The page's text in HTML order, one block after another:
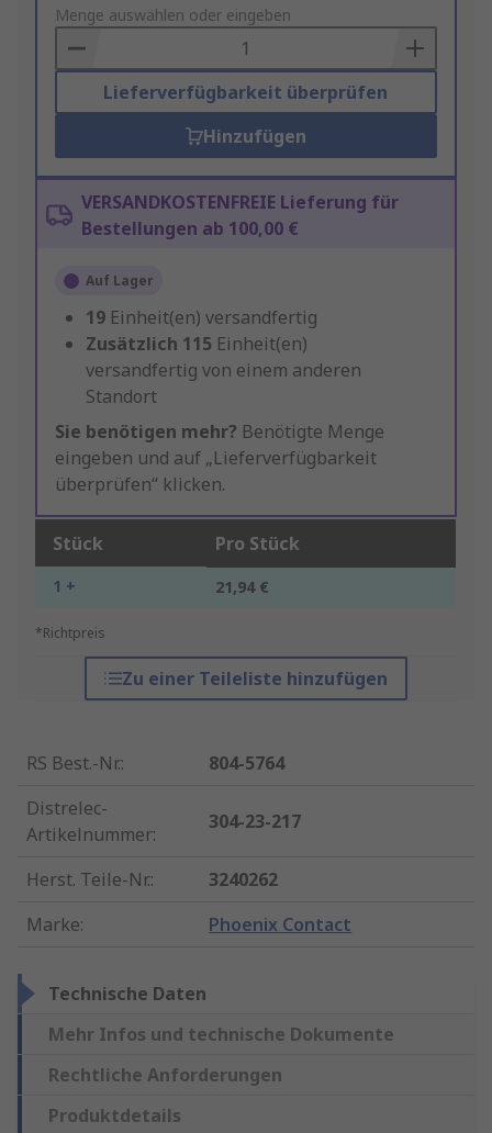
to
Basket
Menge auswählen oder eingeben
Lieferverfügbarkeit überprüfen
Hinzufügen
VERSANDKOSTENFREIE Lieferung für
Bestellungen ab 100,00 €
Auf Lager
19 Einheit(en) versandfertig
Zusätzlich 115 Einheit(en)
versandfertig von einem anderen
Standort
Sie benötigen mehr? Benötigte Menge
eingeben und auf „Lieferverfügbarkeit
überprüfen“ klicken.
Stück Pro Stück
1 + 21,94 €
*Richtpreis
Zu einer Teileliste hinzufügen
RS Best.-Nr.:
804-5764
Distrelec-
Artikelnummer:
304-23-217
Herst. Teile-Nr.:
3240262
Marke: Phoenix Contact
Technische Daten
Mehr Infos und technische Dokumente
Rechtliche Anforderungen
Produktdetails